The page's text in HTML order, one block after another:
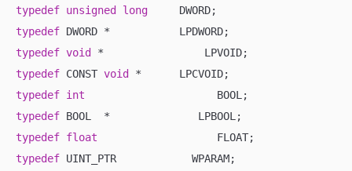
typedef unsigned long
typedef
typedef void
typedef CONST void
typedef int
typedef
typedef float
typedef